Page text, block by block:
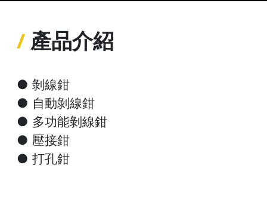
/ 產品介紹
● 剝線鉗
● 自動剝線鉗
● 多功能剝線鉗
● 壓接鉗
● 打孔鉗